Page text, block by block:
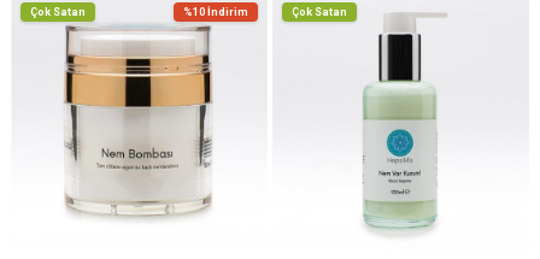
%10 İndirim
Çok Satan Çok Satan